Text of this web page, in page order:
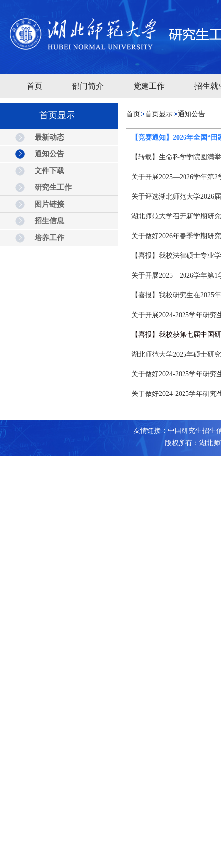
首页 部门简介 党建工作 招生就
首页显示
最新动态
通知公告
文件下载
研究生工作
图片链接
招生信息
培养工作
首页 首页显示 通知公告
【竞赛通知】2026年全国“
【转载】生命科学学院圆满
关于开展2025—2026学年第2
关于评选湖北师范大学2026
湖北师范大学召开新学期研
关于做好2026年春季学期研
【喜报】我校法律硕士专业
关于开展2025—2026学年第1
【喜报】我校研究生在2025
关于开展2024-2025学年研
【喜报】我校获第七届中国
湖北师范大学2025年硕士研
关于做好2024-2025学年研
关于做好2024-2025学年研
友情链接： 中国研究生招生
版权所有：湖北